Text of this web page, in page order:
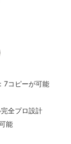
7コピーが可能
全プロ設計
能